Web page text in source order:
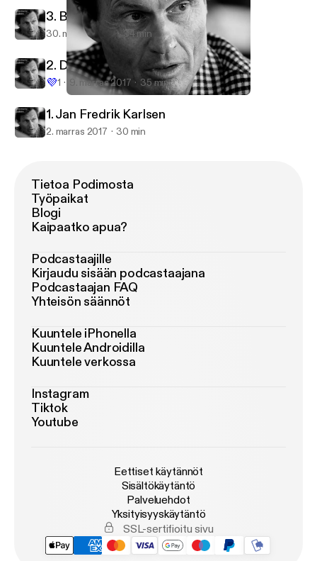
Petter Stordalen - Strawberrypodden
3. Bård Tufte Johansen
30. marras 2017 34 min
2. Daniel Skjeldam
💜1 9. marras 2017 35 min
1. Jan Fredrik Karlsen
2. marras 2017 30 min
Tietoa Podimosta
Työpaikat
Blogi
Kaipaatko apua?
Podcastaajille
Kirjaudu sisään podcastaajana
Podcastaajan FAQ
Yhteisön säännöt
Kuuntele iPhonella
Kuuntele Androidilla
Kuuntele verkossa
Instagram
Tiktok
Youtube
Eettiset käytännöt
Sisältökäytäntö
Palveluehdot
Yksityisyyskäytäntö
SSL-sertifioitu sivu